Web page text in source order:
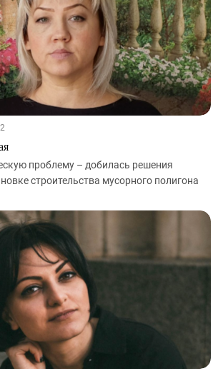
проблему – добилась решения
строительства мусорного полигона